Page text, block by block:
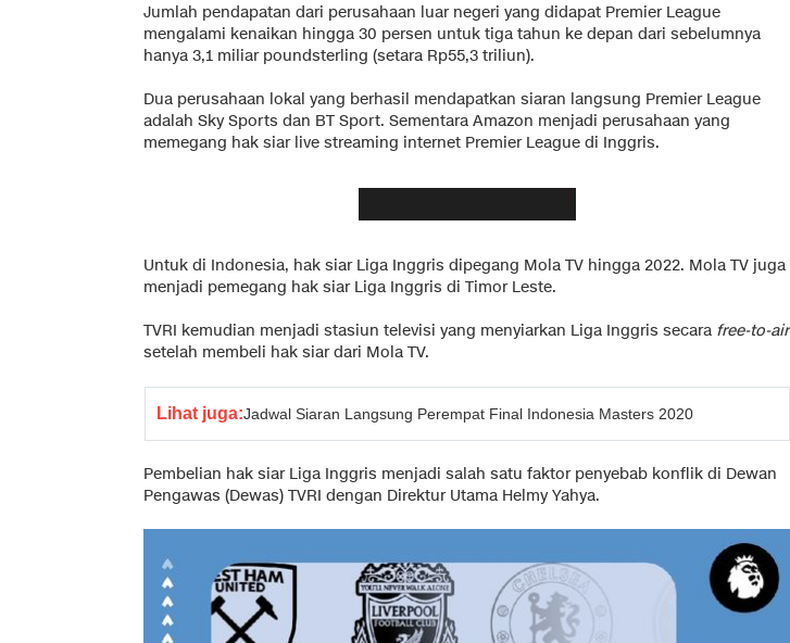
Jumlah pendapatan dari perusahaan luar negeri yang didapat Premier League
mengalami kenaikan hingga 30 persen untuk tiga tahun ke depan dari sebelumnya
hanya 3,1 miliar poundsterling (setara Rp55,3 triliun).
Dua perusahaan lokal yang berhasil mendapatkan siaran langsung Premier League
adalah Sky Sports dan BT Sport. Sementara Amazon menjadi perusahaan yang
memegang hak siar live streaming internet Premier League di Inggris.
Untuk di Indonesia, hak siar Liga Inggris dipegang Mola TV hingga 2022. Mola TV juga
menjadi pemegang hak siar Liga Inggris di Timor Leste.
TVRI kemudian menjadi stasiun televisi yang menyiarkan Liga Inggris secara free-to-air
setelah membeli hak siar dari Mola TV.
Lihat juga:Jadwal Siaran Langsung Perempat Final Indonesia Masters 2020
Pembelian hak siar Liga Inggris menjadi salah satu faktor penyebab konflik di Dewan
Pengawas (Dewas) TVRI dengan Direktur Utama Helmy Yahya.